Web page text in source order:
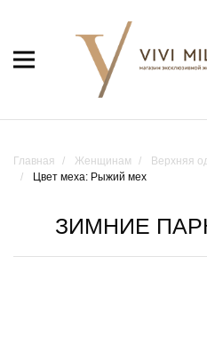
Главная Женщинам Верхняя
Цвет меха: Рыжий мех
ЗИМНИЕ